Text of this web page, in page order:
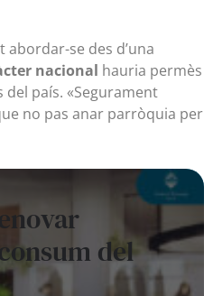
se des d’una
nacional hauria permès
país. «Segurament
no pas anar parròquia per
del